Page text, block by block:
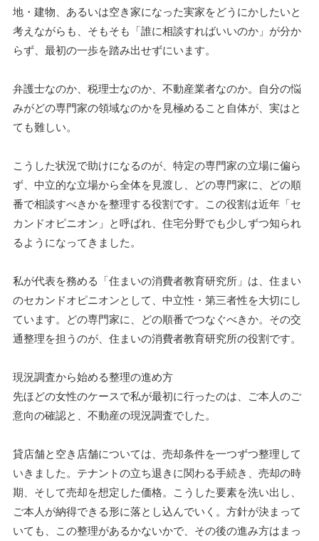
地・建物、あるいは空き家になった実家をどうにかしたいと
考えながらも、そもそも「誰に相談すればいいのか」が分か
らず、最初の一歩を踏み出せずにいます。
弁護士なのか、税理士なのか、不動産業者なのか。自分の悩
みがどの専門家の領域なのかを見極めること自体が、実はと
ても難しい。
こうした状況で助けになるのが、特定の専門家の立場に偏ら
ず、中立的な立場から全体を見渡し、どの専門家に、どの順
番で相談すべきかを整理する役割です。この役割は近年「セ
カンドオピニオン」と呼ばれ、住宅分野でも少しずつ知られ
るようになってきました。
私が代表を務める「住まいの消費者教育研究所」は、住まい
のセカンドオピニオンとして、中立性・第三者性を大切にし
ています。どの専門家に、どの順番でつなぐべきか。その交
通整理を担うのが、住まいの消費者教育研究所の役割です。
現況調査から始める整理の進め方
先ほどの女性のケースで私が最初に行ったのは、ご本人のご
意向の確認と、不動産の現況調査でした。
貸店舗と空き店舗については、売却条件を一つずつ整理して
いきました。テナントの立ち退きに関わる手続き、売却の時
期、そして売却を想定した価格。こうした要素を洗い出し、
ご本人が納得できる形に落とし込んでいく。方針が決まって
いても、この整理があるかないかで、その後の進み方はまっ